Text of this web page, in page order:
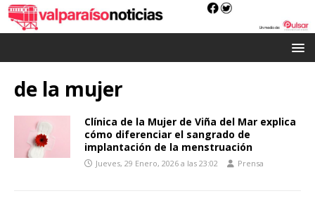
de la mujer
Clínica de la Mujer de Viña del Mar explica
cómo diferenciar el sangrado de
implantación de la menstruación
Jueves, 29 Enero, 2026 a las 23:02 Prensa